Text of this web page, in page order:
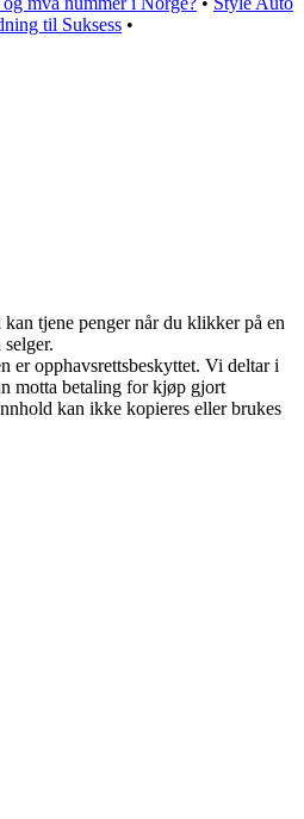
til Suksess •
tjene penger når du klikker på en
er opphavsrettsbeskyttet. Vi deltar i
motta betaling for kjøp gjort
kan ikke kopieres eller brukes